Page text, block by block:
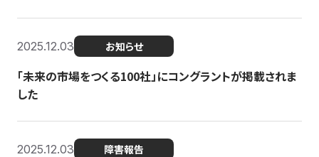
2025.12.03 お知らせ
「未来の市場をつくる100社」にコングラントが掲載されま
した
2025.12.03 障害報告